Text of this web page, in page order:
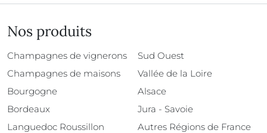
Nos produits
Champagnes de vignerons
Champagnes de maisons
Bourgogne
Bordeaux
Languedoc Roussillon
Sud Ouest
Vallée de la Loire
Alsace
Jura - Savoie
Autres Régions de France